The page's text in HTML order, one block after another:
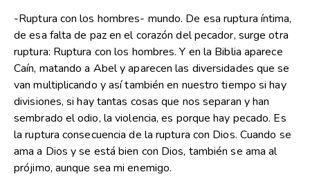
-Ruptura con los hombres- mundo. De esa ruptura íntima,
de esa falta de paz en el corazón del pecador, surge otra
ruptura: Ruptura con los hombres. Y en la Biblia aparece
Caín, matando a Abel y aparecen las diversidades que se
van multiplicando y así también en nuestro tiempo si hay
divisiones, si hay tantas cosas que nos separan y han
sembrado el odio, la violencia, es porque hay pecado. Es
la ruptura consecuencia de la ruptura con Dios. Cuando se
ama a Dios y se está bien con Dios, también se ama al
prójimo, aunque sea mi enemigo.